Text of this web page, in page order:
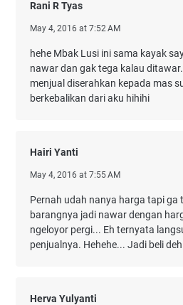
Rani R Tyas
May 4, 2016 at 7:52 AM
hehe Mbak Lusi ini sama kayak
nawar dan gak tega kalau
menjual diserahkan kepada mas
berkebalikan dari aku hihihi
Hairi Yanti
May 4, 2016 at 7:55 AM
Pernah udah nanya harga tapi ga
barangnya jadi nawar dengan
ngeloyor pergi... Eh ternyata
penjualnya. Hehehe... Jadi beli deh
Herva Yulyanti